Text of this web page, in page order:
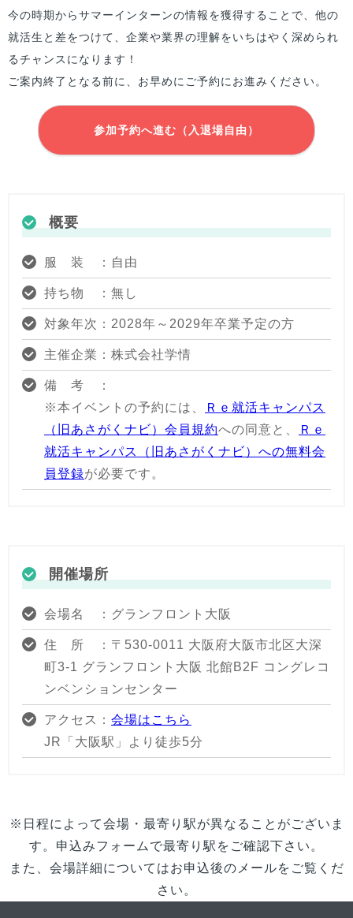
今の時期からサマーインターンの情報を獲得することで、他の
就活生と差をつけて、企業や業界の理解をいちはやく深められ
るチャンスになります！
ご案内終了となる前に、お早めにご予約にお進みください。
参加予約へ進む（入退場自由）
概要
服 装 ：自由
持ち物 ：無し
対象年次：2028年～2029年卒業予定の方
主催企業：株式会社学情
備 考 ：
※本イベントの予約には、
Ｒｅ就活キャンパス
（旧あさがくナビ）会員規約への同意と、
Ｒｅ
就活キャンパス（旧あさがくナビ）への無料会
員登録が必要です。
開催場所
会場名 ：グランフロント大阪
住 所 ：〒530-0011 大阪府大阪市北区大深
町3-1 グランフロント大阪 北館B2F コングレコ
ンベンションセンター
アクセス： 会場はこちら
JR「大阪駅」より徒歩5分
※日程によって会場・最寄り駅が異なることがございま
す。申込みフォームで最寄り駅をご確認下さい。
また、会場詳細についてはお申込後のメールをご覧くだ
さい。